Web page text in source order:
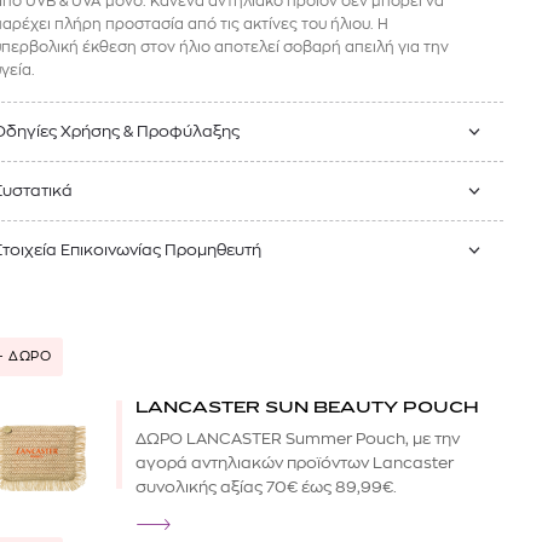
πλήρη προστασία από τις ακτίνες του ήλιου. Η
έκθεση στον ήλιο αποτελεί σοβαρή απειλή για την
Χρήσης & Προφύλαξης
Επικοινωνίας Προμηθευτή
ΔΩΡΟ
LANCASTER SUN BEAUTY POUCH
ΔΩΡΟ LANCASTER Summer Pouch, με την
αγορά αντηλιακών προϊόντων Lancaster
συνολικής αξίας 70€ έως 89,99€.